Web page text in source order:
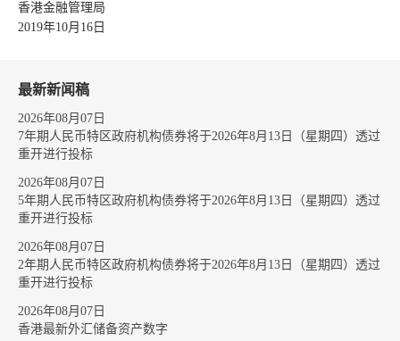
香港金融管理局
2019年10月16日
最新新闻稿
2026年08月07日
7年期人民币特区政府机构债券将于2026年8月13日（星期四）透过
重开进行投标
2026年08月07日
5年期人民币特区政府机构债券将于2026年8月13日（星期四）透过
重开进行投标
2026年08月07日
2年期人民币特区政府机构债券将于2026年8月13日（星期四）透过
重开进行投标
2026年08月07日
香港最新外汇储备资产数字